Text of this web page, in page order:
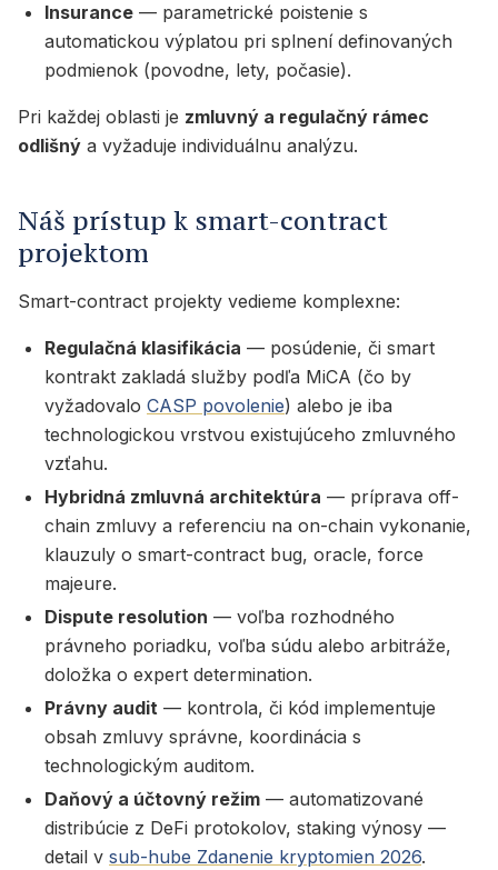
Insurance — parametrické poistenie s
automatickou výplatou pri splnení definovaných
podmienok (povodne, lety, počasie).
Pri každej oblasti je zmluvný a regulačný rámec
odlišný a vyžaduje individuálnu analýzu.
Náš prístup k smart-contract
projektom
Smart-contract projekty vedieme komplexne:
Regulačná klasifikácia — posúdenie, či smart
kontrakt zakladá služby podľa MiCA (čo by
vyžadovalo CASP povolenie) alebo je iba
technologickou vrstvou existujúceho zmluvného
vzťahu.
Hybridná zmluvná architektúra — príprava off-
chain zmluvy a referenciu na on-chain vykonanie,
klauzuly o smart-contract bug, oracle, force
majeure.
Dispute resolution — voľba rozhodného
právneho poriadku, voľba súdu alebo arbitráže,
doložka o expert determination.
Právny audit — kontrola, či kód implementuje
obsah zmluvy správne, koordinácia s
technologickým auditom.
Daňový a účtovný režim — automatizované
distribúcie z DeFi protokolov, staking výnosy —
detail v sub-hube Zdanenie kryptomien 2026.